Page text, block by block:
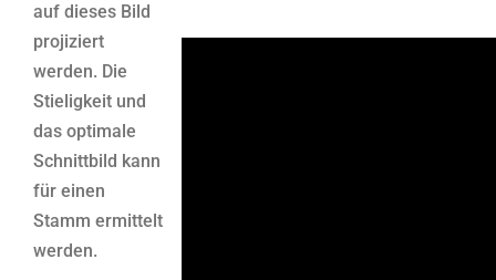
auf dieses Bild
projiziert
werden. Die
Stieligkeit und
das optimale
Schnittbild kann
für einen
Stamm ermittelt
werden.